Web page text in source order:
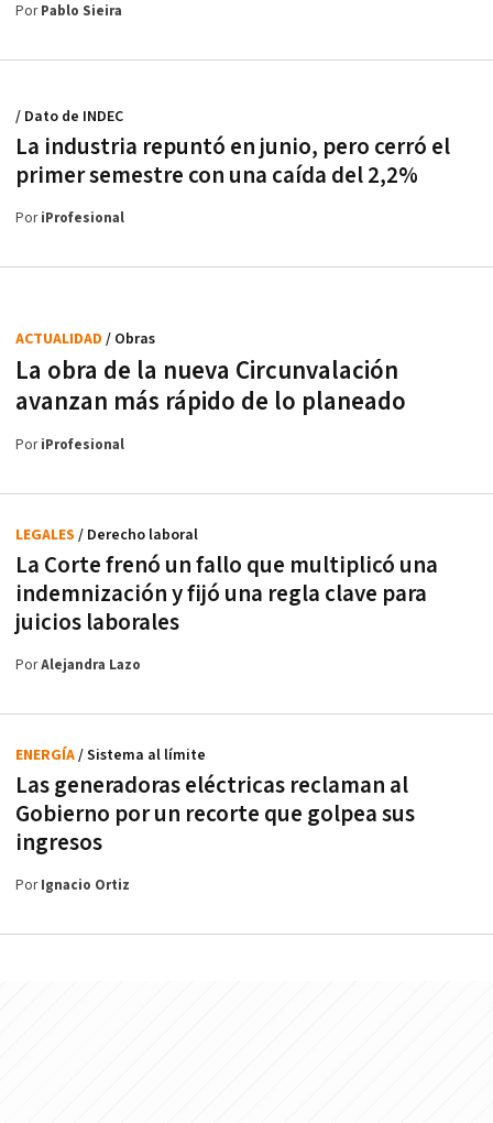
PorPablo Sieira
La industria repuntó en junio, pero cerró el
primer semestre con una caída del 2,2%
/ Dato de INDEC
PoriProfesional
La obra de la nueva Circunvalación
avanzan más rápido de lo planeado
ACTUALIDAD / Obras
PoriProfesional
La Corte frenó un fallo que multiplicó una
indemnización y fijó una regla clave para
juicios laborales
LEGALES / Derecho laboral
PorAlejandra Lazo
Las generadoras eléctricas reclaman al
Gobierno por un recorte que golpea sus
ingresos
ENERGÍA/ Sistema al límite
PorIgnacio Ortiz